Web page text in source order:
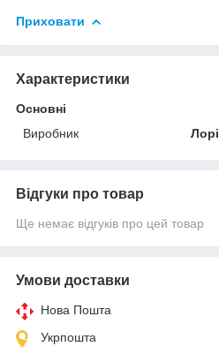
Приховати
Характеристики
Основні
Виробник
Лорі
Відгуки про товар
Ще немає відгуків про цей товар
Умови доставки
Нова Пошта
Укрпошта